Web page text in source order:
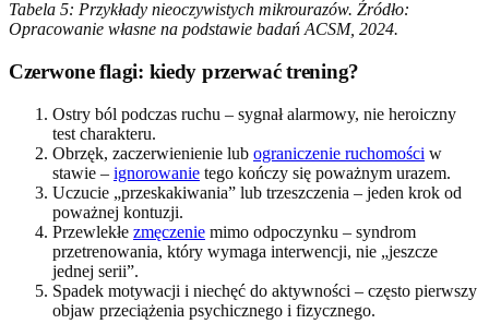
Tabela 5: Przykłady nieoczywistych mikrourazów. Źródło:
Opracowanie własne na podstawie badań ACSM, 2024.
Czerwone flagi: kiedy przerwać trening?
Ostry ból podczas ruchu – sygnał alarmowy, nie heroiczny
test charakteru.
Obrzęk, zaczerwienienie lub ograniczenie ruchomości w
stawie – ignorowanie tego kończy się poważnym urazem.
Uczucie „przeskakiwania” lub trzeszczenia – jeden krok od
poważnej kontuzji.
Przewlekłe zmęczenie mimo odpoczynku – syndrom
przetrenowania, który wymaga interwencji, nie „jeszcze
jednej serii”.
Spadek motywacji i niechęć do aktywności – często pierwszy
objaw przeciążenia psychicznego i fizycznego.